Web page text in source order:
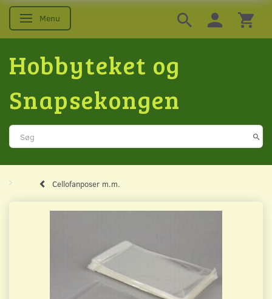
Skifte navigation
Menu
Hobbyteket og
Snapsekongen
Cellofanposer m.m.